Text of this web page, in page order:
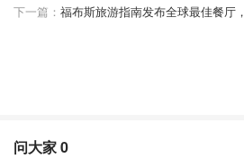
尼日利亚（21,660名学生）
墨西哥（14,930名学生）
下一篇：
问大家0